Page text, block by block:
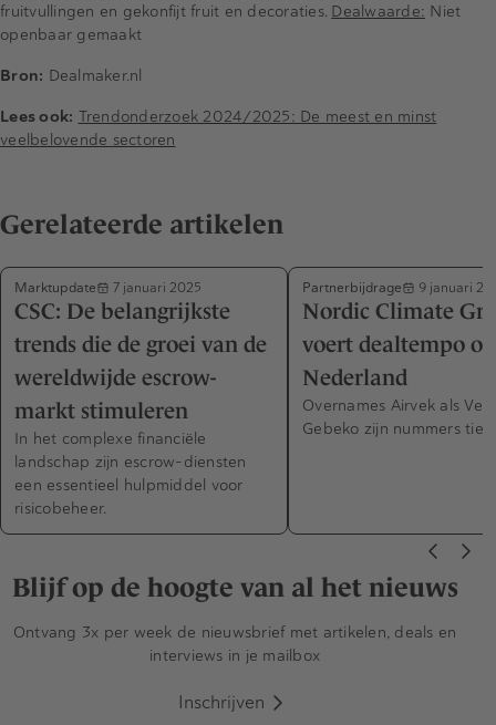
fruitvullingen en gekonfijt fruit en decoraties. Dealwaarde: Niet
openbaar gemaakt
Bron: Dealmaker.nl
Lees ook: Trendonderzoek 2024/2025: De meest en minst
veelbelovende sectoren
Gerelateerde artikelen
Marktupdate 7 januari 2025
CSC: De belangrijkste
trends die de groei van de
wereldwijde escrow-
markt stimuleren
In het complexe financiële
landschap zijn escrow-diensten
een essentieel hulpmiddel voor
risicobeheer.
Partnerbijdrage 9 januari
Nordic Climate
voert dealtempo
Nederland
Overnames Airvek als
Gebeko zijn nummers
Blijf op de hoogte van al het nieuws
Ontvang 3x per week de nieuwsbrief met artikelen, deals en
interviews in je mailbox
Inschrijven